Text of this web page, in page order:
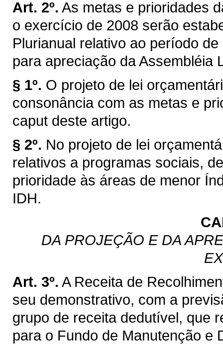
Art. 2º. As metas e prioridades
o exercício de 2008 serão
Plurianual relativo ao período
para apreciação da Assembléia
§ 1º. O projeto de lei
consonância com as metas e
caput deste artigo.
§ 2º. No projeto de lei
relativos a programas sociais,
prioridade às áreas de menor
IDH.
DA PROJEÇÃO E DA
Art. 3º. A Receita de
seu demonstrativo, com a
grupo de receita dedutível, que
para o Fundo de Manutenção e